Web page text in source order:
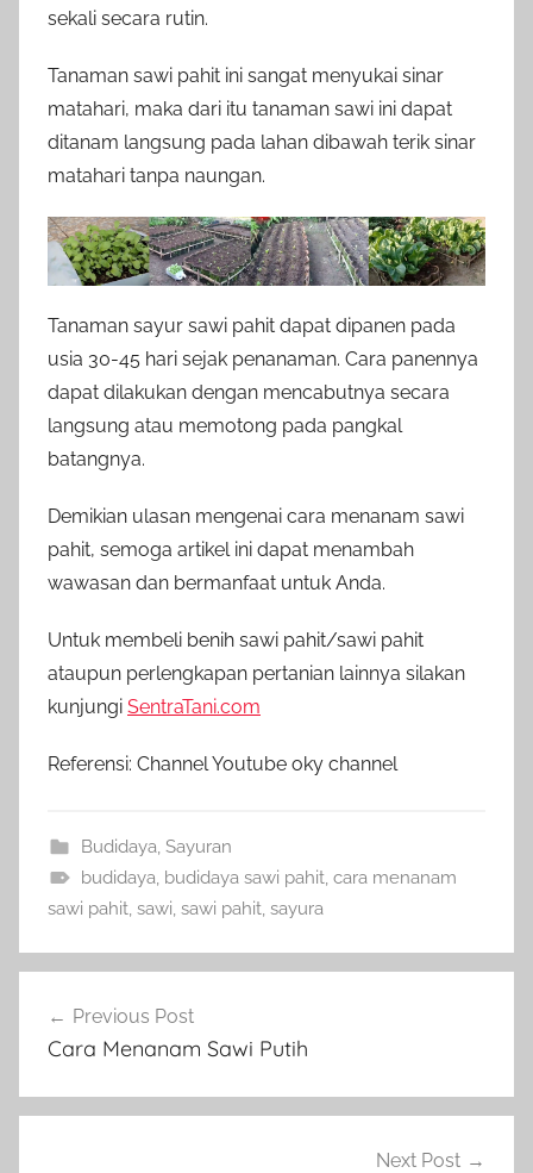
sekali secara rutin.
Tanaman sawi pahit ini sangat menyukai sinar
matahari, maka dari itu tanaman sawi ini dapat
ditanam langsung pada lahan dibawah terik sinar
matahari tanpa naungan.
Tanaman sayur sawi pahit dapat dipanen pada
usia 30-45 hari sejak penanaman. Cara panennya
dapat dilakukan dengan mencabutnya secara
langsung atau memotong pada pangkal
batangnya.
Demikian ulasan mengenai cara menanam sawi
pahit, semoga artikel ini dapat menambah
wawasan dan bermanfaat untuk Anda.
Untuk membeli benih sawi pahit/sawi pahit
ataupun perlengkapan pertanian lainnya silakan
kunjungi SentraTani.com
Referensi: Channel Youtube oky channel
Budidaya, Sayuran
budidaya, budidaya sawi pahit, cara menanam
sawi pahit, sawi, sawi pahit, sayura
pos
Previous Post
Cara Menanam Sawi Putih
Next Post